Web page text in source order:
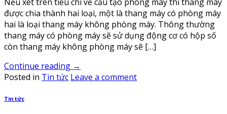
được chia thành hai loại, một là thang máy có phòng máy
hai là loại thang máy không phòng máy. Thông thường
thang máy có phòng máy sẽ sử dụng động cơ có hộp số
còn thang máy không phòng máy sẽ […]
Continue reading →
Posted in Tin tức Leave a comment
Tin tức